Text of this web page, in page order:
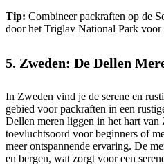
Tip: Combineer packraften op de
door het Triglav National Park voor
5. Zweden: De Dellen
In Zweden vind je de serene en
gebied voor packraften in een
Dellen meren liggen in het hart van
toevluchtsoord voor beginners of
meer ontspannende ervaring. De
en bergen, wat zorgt voor een